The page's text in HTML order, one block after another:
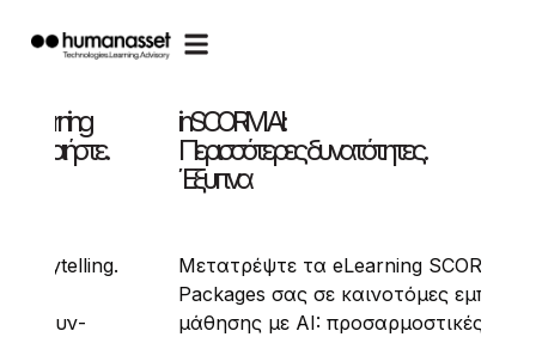
Ενδυναμώνουμε τους εκπαιδευτές.
τους εκπαιδευόμενους.
ενισχυμένες με AI υπηρεσίες
που προσφέρουμε:
από προγράμματα Train-the-Trainer